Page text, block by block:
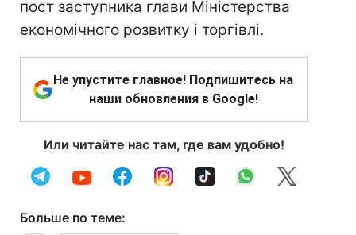
пост заступника глави Міністерства
економічного розвитку і торгівлі.
Не упустите главное! Подпишитесь на
наши обновления в Google!
Или читайте нас там, где вам удобно!
Больше по теме: